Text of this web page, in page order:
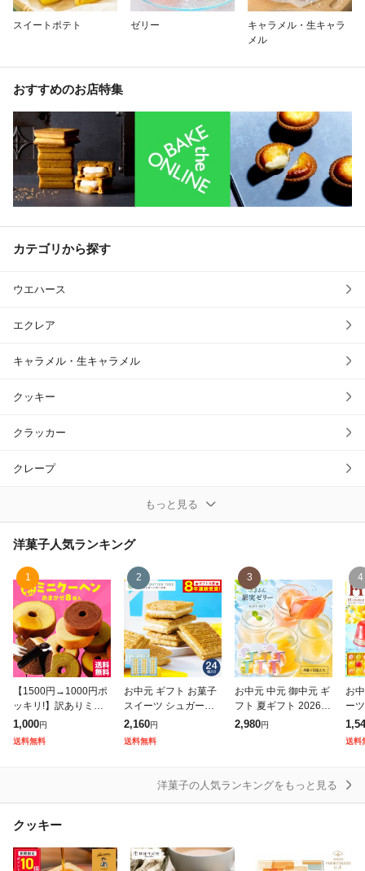
スイートポテト ゼリー
キャラメル・生キャラ
メル
おすすめのお店特集
カテゴリから探す
ウエハース
エクレア
キャラメル・生キャラメル
クッキー
クラッカー
クレープ
スイートポテト
セット・詰め合わせ
ゼリー
ドーナツ
パイ
プリン
マカロン
もっと見る
洋菓子人気ランキング
1
【1500円→1000円ポ
ッキリ!】訳ありミニ
クーヘン8個入り I メ
ール便での発送です!
400g以上 ★工場長の
1,000円
送料無料
2
お中元 ギフト お菓子
スイーツ シュガーバ
ターサンドの木 24個
入 メーカー包装済 送
料無料 シュガーバタ
2,160円
送料無料
3
お中元 中元 御中元 ギ
フト 夏ギフト 2026
高級 フルーツ ゼリー
2,980円
4
お
ー
ロ
10
ー
送料
洋菓子の人気ランキングをもっと見る
クッキー